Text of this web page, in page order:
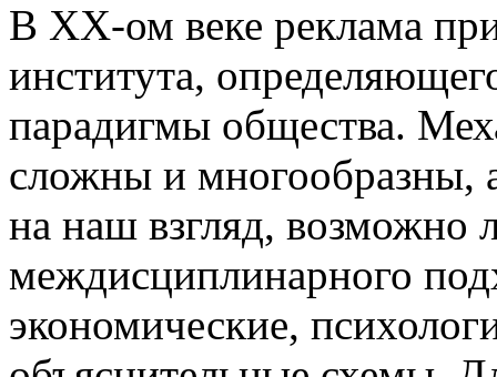
В XX-ом веке реклама
института,
парадигмы общества.
сложны и многообразны,
на наш взгляд, возможно
междисциплинарного
экономические,